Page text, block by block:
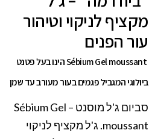
מקציף לניקוי וטיהור
עור הפנים
Sébium Gel moussant הינו בעל פטנט
ביולוגי המגביל פגמים בעור מעורב עד שמן
סביום ג'ל מוסנט – Sébium Gel
moussant. ג'ל מקציף לניקוי